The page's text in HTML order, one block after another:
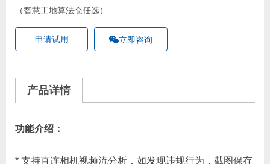
（智慧工地算法仓任选）
申请试用 立即咨询
产品详情
功能介绍：
* 支持直连相机视频流分析，如发现违规行为，截图保存